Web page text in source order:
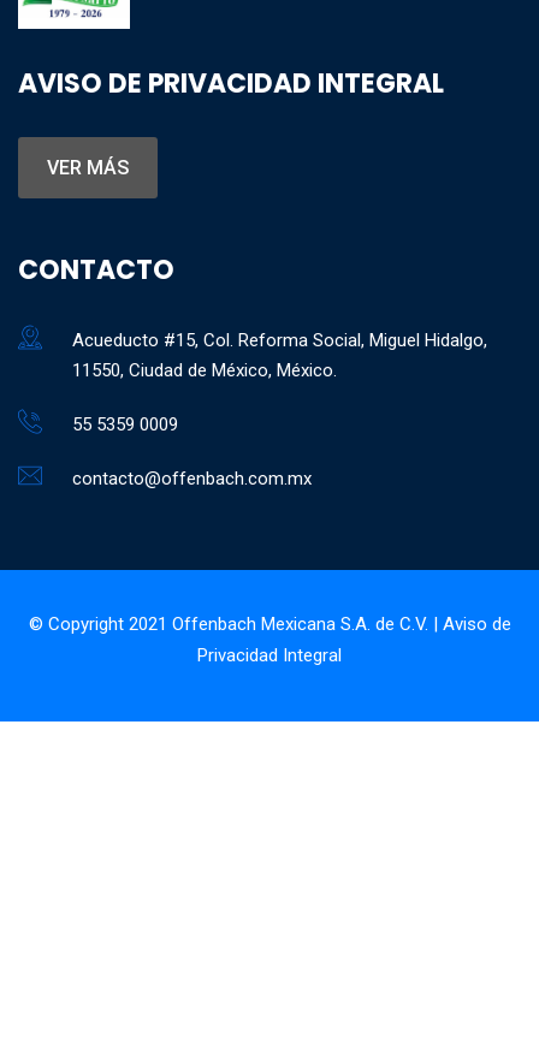
AVISO DE PRIVACIDAD INTEGRAL
VER MÁS
CONTACTO
Acueducto #15, Col. Reforma Social, Miguel Hidalgo,
11550, Ciudad de México, México.
55 5359 0009
contacto@offenbach.com.mx
© Copyright 2021 Offenbach Mexicana S.A. de C.V. | Aviso de
Privacidad Integral